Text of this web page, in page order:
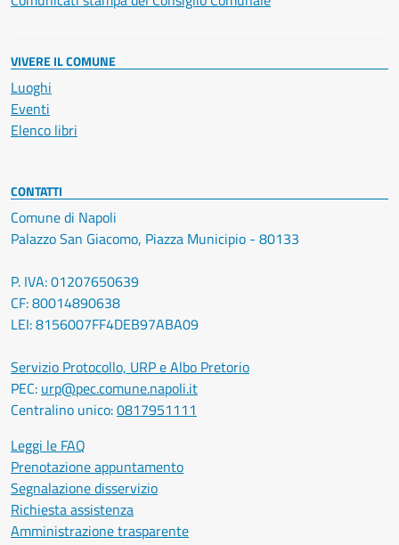
VIVERE IL COMUNE
Luoghi
Eventi
Elenco libri
CONTATTI
Comune di Napoli
Palazzo San Giacomo, Piazza Municipio - 80133
P. IVA: 01207650639
CF: 80014890638
LEI: 8156007FF4DEB97ABA09
Servizio Protocollo, URP e Albo Pretorio
PEC: urp@pec.comune.napoli.it
Centralino unico:0817951111
Leggi le FAQ
Prenotazione appuntamento
Segnalazione disservizio
Richiesta assistenza
Amministrazione trasparente